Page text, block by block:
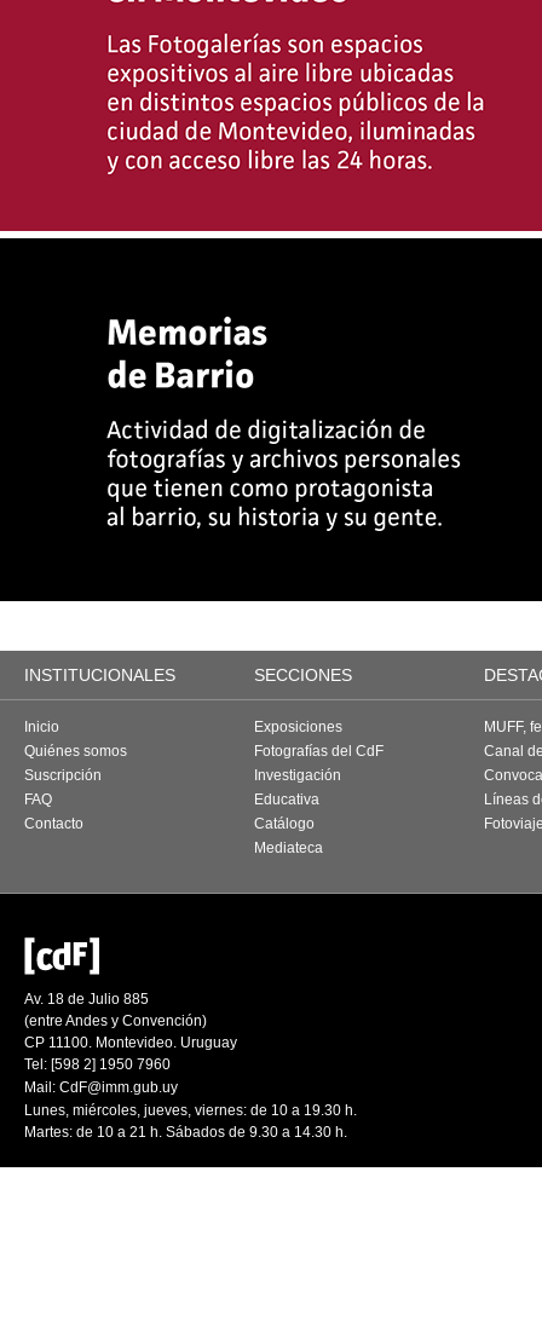
INSTITUCIONALES SECCIONES
Inicio
Quiénes somos
Suscripción
FAQ
Contacto
Exposiciones
Fotografías del CdF
Investigación
Educativa
Catálogo
Mediateca
MUFF,
Canal
Líneas
Av. 18 de Julio 885
(entre Andes y Convención)
CP 11100. Montevideo. Uruguay
Tel: [598 2] 1950 7960
Mail: CdF@imm.gub.uy
Lunes, miércoles, jueves, viernes: de 10 a 19.30 h.
Martes: de 10 a 21 h. Sábados de 9.30 a 14.30 h.